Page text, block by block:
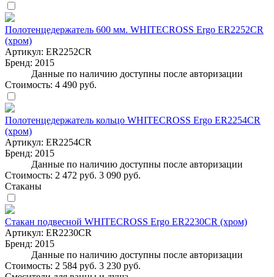
Полотенцедержатель 600 мм. WHITECROSS Ergo ER2252CR
(хром)
Артикул: ER2252CR
Бренд: 2015
Данные по наличию доступны после авторизации
Стоимость: 4 490 руб.
Полотенцедержатель кольцо WHITECROSS Ergo ER2254CR
(хром)
Артикул: ER2254CR
Бренд: 2015
Данные по наличию доступны после авторизации
Стоимость: 2 472 руб. 3 090 руб.
Стаканы
Стакан подвесной WHITECROSS Ergo ER2230CR (хром)
Артикул: ER2230CR
Бренд: 2015
Данные по наличию доступны после авторизации
Стоимость: 2 584 руб. 3 230 руб.